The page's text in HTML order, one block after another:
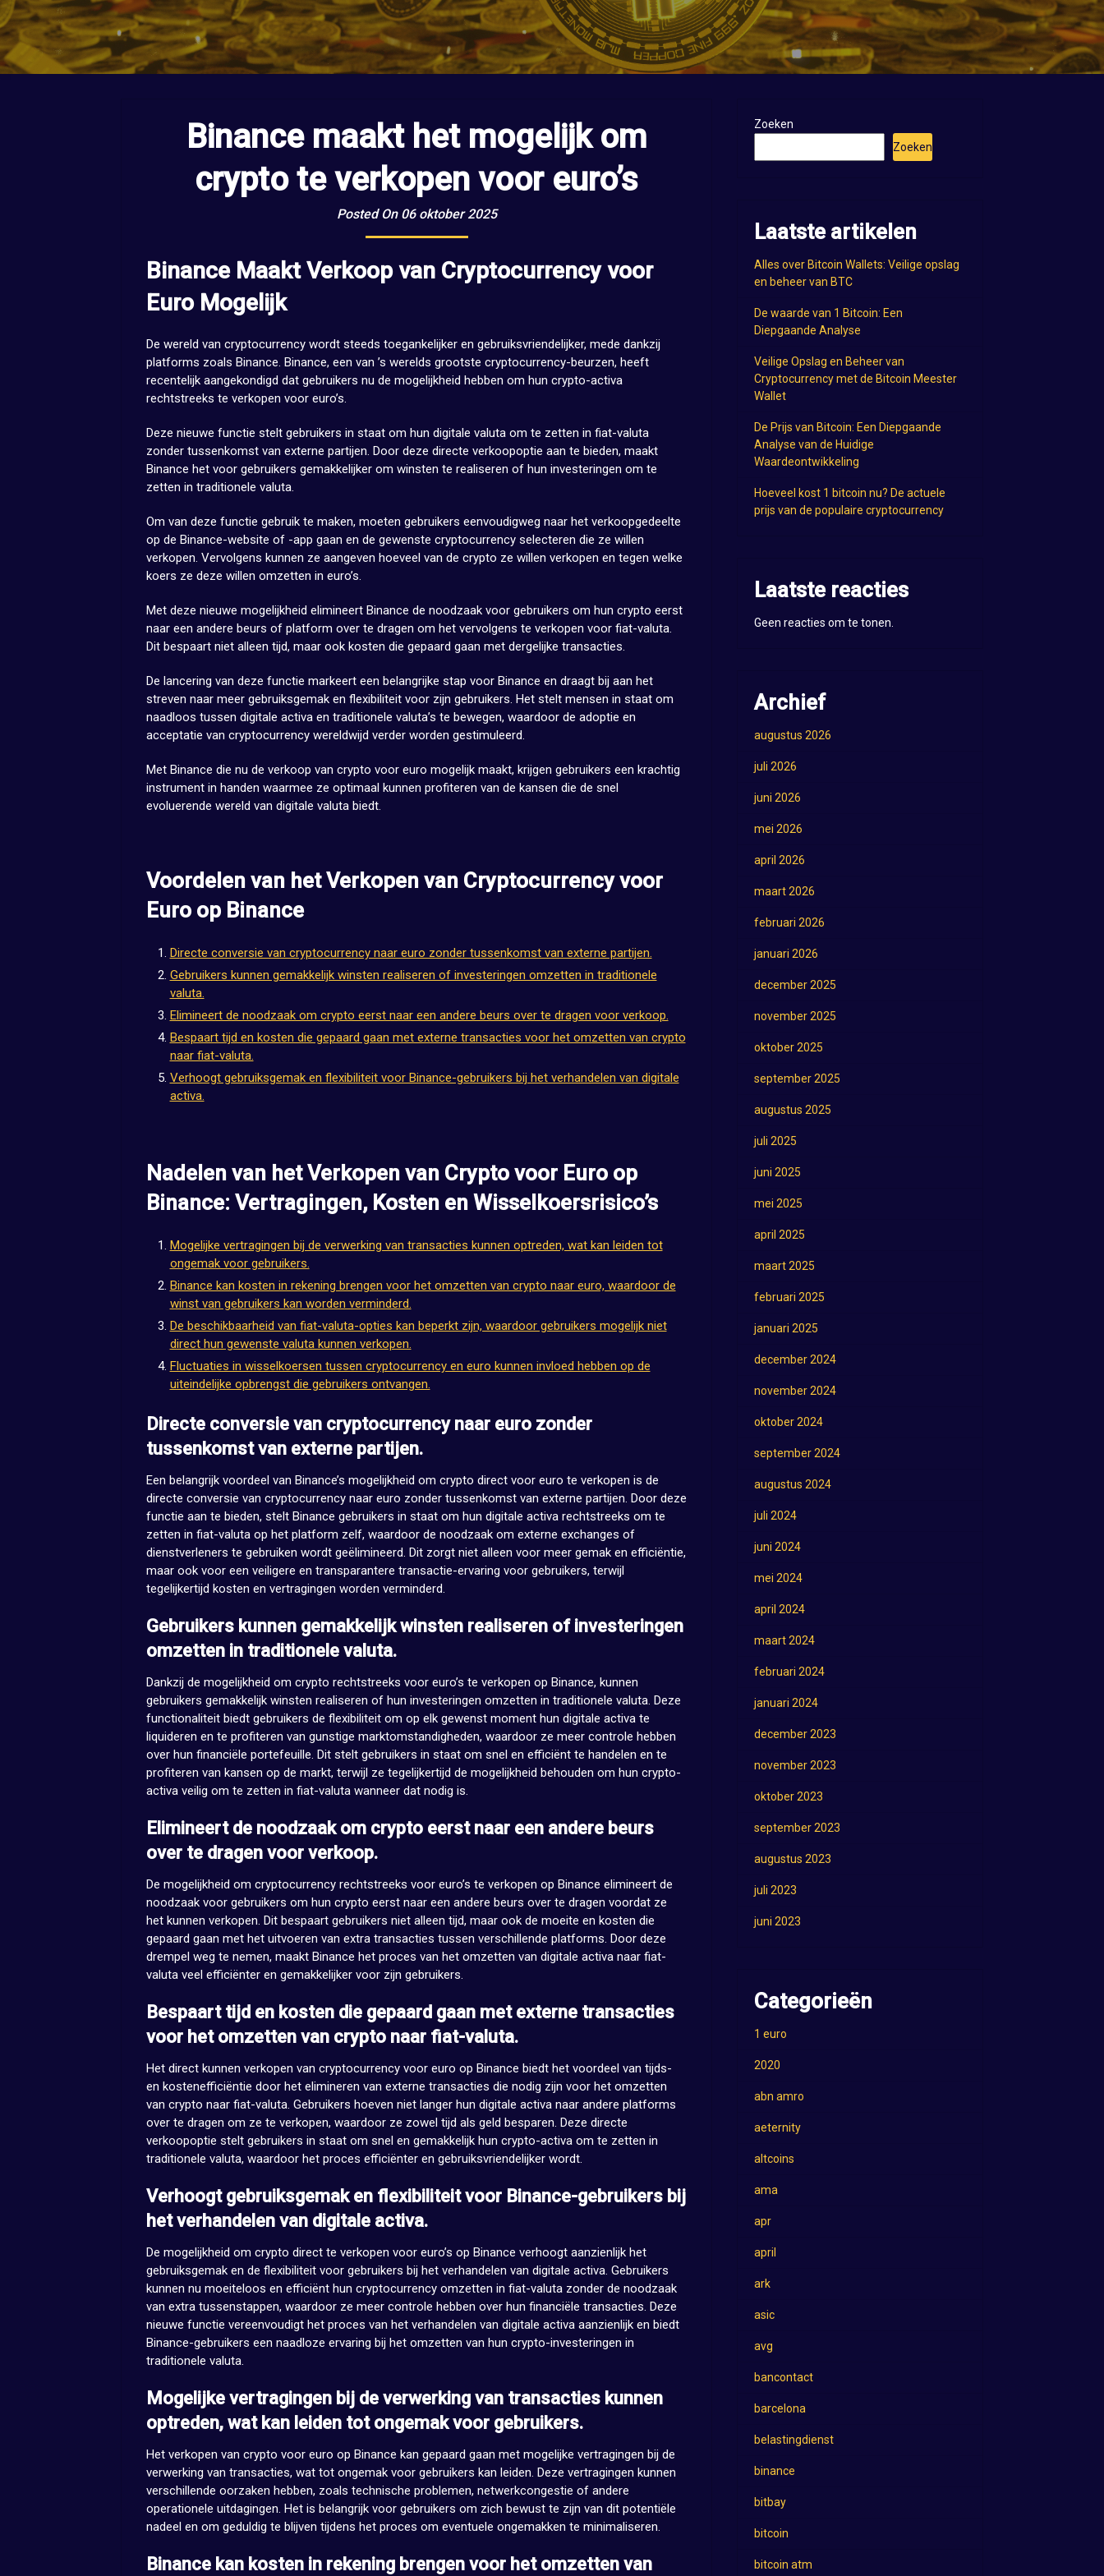
Binance maakt het mogelijk om
crypto te verkopen voor euro’s
Posted On 06 oktober 2025
Binance Maakt Verkoop van Cryptocurrency voor
Euro Mogelijk
De wereld van cryptocurrency wordt steeds toegankelijker en gebruiksvriendelijker, mede dankzij
platforms zoals Binance. Binance, een van ’s werelds grootste cryptocurrency-beurzen, heeft
recentelijk aangekondigd dat gebruikers nu de mogelijkheid hebben om hun crypto-activa
rechtstreeks te verkopen voor euro’s.
Deze nieuwe functie stelt gebruikers in staat om hun digitale valuta om te zetten in fiat-valuta
zonder tussenkomst van externe partijen. Door deze directe verkoopoptie aan te bieden, maakt
Binance het voor gebruikers gemakkelijker om winsten te realiseren of hun investeringen om te
zetten in traditionele valuta.
Om van deze functie gebruik te maken, moeten gebruikers eenvoudigweg naar het verkoopgedeelte
op de Binance-website of -app gaan en de gewenste cryptocurrency selecteren die ze willen
verkopen. Vervolgens kunnen ze aangeven hoeveel van de crypto ze willen verkopen en tegen welke
koers ze deze willen omzetten in euro’s.
Met deze nieuwe mogelijkheid elimineert Binance de noodzaak voor gebruikers om hun crypto eerst
naar een andere beurs of platform over te dragen om het vervolgens te verkopen voor fiat-valuta.
Dit bespaart niet alleen tijd, maar ook kosten die gepaard gaan met dergelijke transacties.
De lancering van deze functie markeert een belangrijke stap voor Binance en draagt bij aan het
streven naar meer gebruiksgemak en flexibiliteit voor zijn gebruikers. Het stelt mensen in staat om
naadloos tussen digitale activa en traditionele valuta’s te bewegen, waardoor de adoptie en
acceptatie van cryptocurrency wereldwijd verder worden gestimuleerd.
Met Binance die nu de verkoop van crypto voor euro mogelijk maakt, krijgen gebruikers een krachtig
instrument in handen waarmee ze optimaal kunnen profiteren van de kansen die de snel
evoluerende wereld van digitale valuta biedt.
Voordelen van het Verkopen van Cryptocurrency voor
Euro op Binance
Directe conversie van cryptocurrency naar euro zonder tussenkomst van externe partijen.
Gebruikers kunnen gemakkelijk winsten realiseren of investeringen omzetten in traditionele
valuta.
Elimineert de noodzaak om crypto eerst naar een andere beurs over te dragen voor verkoop.
Bespaart tijd en kosten die gepaard gaan met externe transacties voor het omzetten van crypto
naar fiat-valuta.
Verhoogt gebruiksgemak en flexibiliteit voor Binance-gebruikers bij het verhandelen van digitale
activa.
Nadelen van het Verkopen van Crypto voor Euro op
Binance: Vertragingen, Kosten en Wisselkoersrisico’s
Mogelijke vertragingen bij de verwerking van transacties kunnen optreden, wat kan leiden tot
ongemak voor gebruikers.
Binance kan kosten in rekening brengen voor het omzetten van crypto naar euro, waardoor de
winst van gebruikers kan worden verminderd.
De beschikbaarheid van fiat-valuta-opties kan beperkt zijn, waardoor gebruikers mogelijk niet
direct hun gewenste valuta kunnen verkopen.
Fluctuaties in wisselkoersen tussen cryptocurrency en euro kunnen invloed hebben op de
uiteindelijke opbrengst die gebruikers ontvangen.
Directe conversie van cryptocurrency naar euro zonder
tussenkomst van externe partijen.
Een belangrijk voordeel van Binance’s mogelijkheid om crypto direct voor euro te verkopen is de
directe conversie van cryptocurrency naar euro zonder tussenkomst van externe partijen. Door deze
functie aan te bieden, stelt Binance gebruikers in staat om hun digitale activa rechtstreeks om te
zetten in fiat-valuta op het platform zelf, waardoor de noodzaak om externe exchanges of
dienstverleners te gebruiken wordt geëlimineerd. Dit zorgt niet alleen voor meer gemak en efficiëntie,
maar ook voor een veiligere en transparantere transactie-ervaring voor gebruikers, terwijl
tegelijkertijd kosten en vertragingen worden verminderd.
Gebruikers kunnen gemakkelijk winsten realiseren of investeringen
omzetten in traditionele valuta.
Dankzij de mogelijkheid om crypto rechtstreeks voor euro’s te verkopen op Binance, kunnen
gebruikers gemakkelijk winsten realiseren of hun investeringen omzetten in traditionele valuta. Deze
functionaliteit biedt gebruikers de flexibiliteit om op elk gewenst moment hun digitale activa te
liquideren en te profiteren van gunstige marktomstandigheden, waardoor ze meer controle hebben
over hun financiële portefeuille. Dit stelt gebruikers in staat om snel en efficiënt te handelen en te
profiteren van kansen op de markt, terwijl ze tegelijkertijd de mogelijkheid behouden om hun crypto-
activa veilig om te zetten in fiat-valuta wanneer dat nodig is.
Elimineert de noodzaak om crypto eerst naar een andere beurs
over te dragen voor verkoop.
De mogelijkheid om cryptocurrency rechtstreeks voor euro’s te verkopen op Binance elimineert de
noodzaak voor gebruikers om hun crypto eerst naar een andere beurs over te dragen voordat ze
het kunnen verkopen. Dit bespaart gebruikers niet alleen tijd, maar ook de moeite en kosten die
gepaard gaan met het uitvoeren van extra transacties tussen verschillende platforms. Door deze
drempel weg te nemen, maakt Binance het proces van het omzetten van digitale activa naar fiat-
valuta veel efficiënter en gemakkelijker voor zijn gebruikers.
Bespaart tijd en kosten die gepaard gaan met externe transacties
voor het omzetten van crypto naar fiat-valuta.
Het direct kunnen verkopen van cryptocurrency voor euro op Binance biedt het voordeel van tijds-
en kostenefficiëntie door het elimineren van externe transacties die nodig zijn voor het omzetten
van crypto naar fiat-valuta. Gebruikers hoeven niet langer hun digitale activa naar andere platforms
over te dragen om ze te verkopen, waardoor ze zowel tijd als geld besparen. Deze directe
verkoopoptie stelt gebruikers in staat om snel en gemakkelijk hun crypto-activa om te zetten in
traditionele valuta, waardoor het proces efficiënter en gebruiksvriendelijker wordt.
Verhoogt gebruiksgemak en flexibiliteit voor Binance-gebruikers bij
het verhandelen van digitale activa.
De mogelijkheid om crypto direct te verkopen voor euro’s op Binance verhoogt aanzienlijk het
gebruiksgemak en de flexibiliteit voor gebruikers bij het verhandelen van digitale activa. Gebruikers
kunnen nu moeiteloos en efficiënt hun cryptocurrency omzetten in fiat-valuta zonder de noodzaak
van extra tussenstappen, waardoor ze meer controle hebben over hun financiële transacties. Deze
nieuwe functie vereenvoudigt het proces van het verhandelen van digitale activa aanzienlijk en biedt
Binance-gebruikers een naadloze ervaring bij het omzetten van hun crypto-investeringen in
traditionele valuta.
Mogelijke vertragingen bij de verwerking van transacties kunnen
optreden, wat kan leiden tot ongemak voor gebruikers.
Het verkopen van crypto voor euro op Binance kan gepaard gaan met mogelijke vertragingen bij de
verwerking van transacties, wat tot ongemak voor gebruikers kan leiden. Deze vertragingen kunnen
verschillende oorzaken hebben, zoals technische problemen, netwerkcongestie of andere
operationele uitdagingen. Het is belangrijk voor gebruikers om zich bewust te zijn van dit potentiële
nadeel en om geduldig te blijven tijdens het proces om eventuele ongemakken te minimaliseren.
Binance kan kosten in rekening brengen voor het omzetten van
Zoeken
Zoeken
Laatste artikelen
Alles over Bitcoin Wallets: Veilige opslag
en beheer van BTC
De waarde van 1 Bitcoin: Een
Diepgaande Analyse
Veilige Opslag en Beheer van
Cryptocurrency met de Bitcoin Meester
Wallet
De Prijs van Bitcoin: Een Diepgaande
Analyse van de Huidige
Waardeontwikkeling
Hoeveel kost 1 bitcoin nu? De actuele
prijs van de populaire cryptocurrency
Laatste reacties
Geen reacties om te tonen.
Archief
augustus 2026
juli 2026
juni 2026
mei 2026
april 2026
maart 2026
februari 2026
januari 2026
december 2025
november 2025
oktober 2025
september 2025
augustus 2025
juli 2025
juni 2025
mei 2025
april 2025
maart 2025
februari 2025
januari 2025
december 2024
november 2024
oktober 2024
september 2024
augustus 2024
juli 2024
juni 2024
mei 2024
april 2024
maart 2024
februari 2024
januari 2024
december 2023
november 2023
oktober 2023
september 2023
augustus 2023
juli 2023
juni 2023
Categorieën
1 euro
2020
abn amro
aeternity
altcoins
ama
apr
april
ark
asic
avg
bancontact
barcelona
belastingdienst
binance
bitbay
bitcoin
bitcoin atm